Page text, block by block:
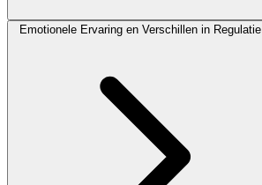
Emotionele Ervaring en Verschillen in Regulatie